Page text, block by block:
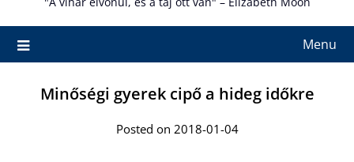
Menu
Minőségi gyerek cipő a hideg időkre
Posted on 2018-01-04